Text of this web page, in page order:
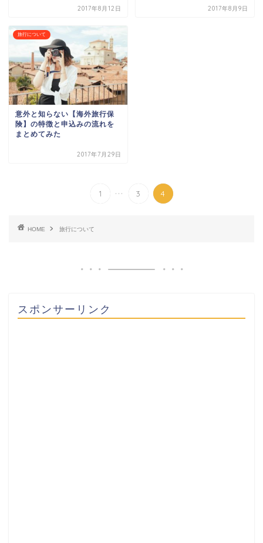
2017年8月12日 2017年8月9日
旅行について
意外と知らない【海外旅行保
険】の特徴と申込みの流れを
まとめてみた
2017年7月29日
1 ... 3 4
HOME 旅行について
スポンサーリンク